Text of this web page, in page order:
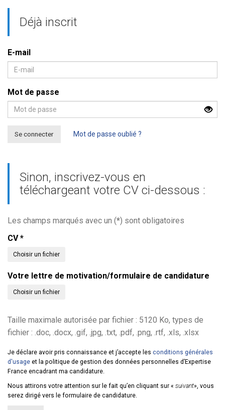
Déjà inscrit
E-mail
Mot de passe
Se connecter Mot de passe oublié ?
Sinon, inscrivez-vous en
téléchargeant votre CV ci-dessous :
Les champs marqués avec un (*) sont obligatoires
CV *
Choisir un fichier
Votre lettre de motivation/formulaire de candidature
Choisir un fichier
Taille maximale autorisée par fichier : 5120 Ko, types de
fichier : .doc, .docx, .gif, .jpg, .txt, .pdf, .png, .rtf, .xls, .xlsx
Je déclare avoir pris connaissance et j’accepte les conditions générales
d'usage et la politique de gestion des données personnelles d’Expertise
France encadrant ma candidature.
Nous attirons votre attention sur le fait qu’en cliquant sur « suivant», vous
serez dirigé vers le formulaire de candidature.